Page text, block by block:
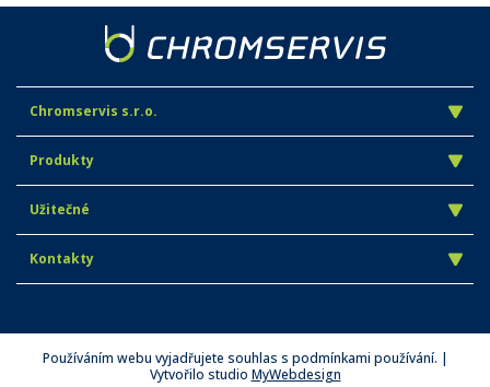
Chromservis s.r.o.
Produkty
Užitečné
Kontakty
Používáním webu vyjadřujete souhlas s podmínkami používání. |
Vytvořilo studio MyWebdesign